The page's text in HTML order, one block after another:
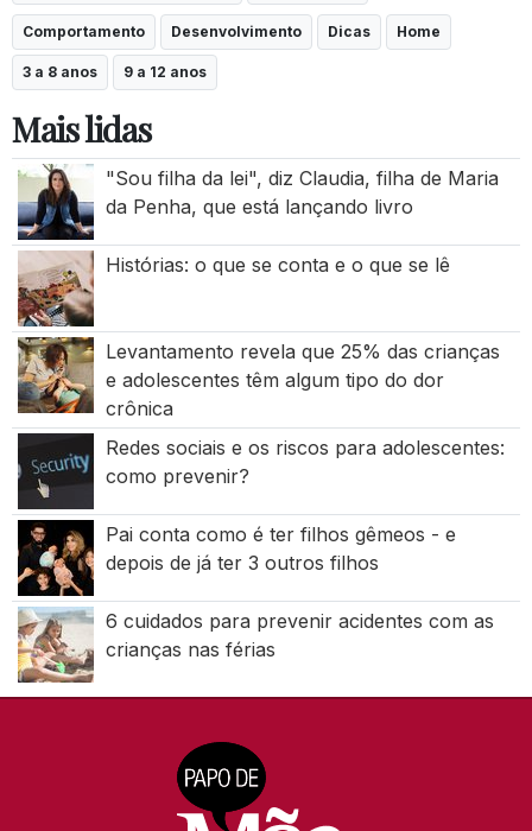
Comportamento Desenvolvimento Dicas Home
3 a 8 anos 9 a 12 anos
Mais lidas
"Sou filha da lei", diz Claudia, filha de Maria
da Penha, que está lançando livro
Histórias: o que se conta e o que se lê
Levantamento revela que 25% das crianças
e adolescentes têm algum tipo do dor
crônica
Redes sociais e os riscos para adolescentes:
como prevenir?
Pai conta como é ter filhos gêmeos - e
depois de já ter 3 outros filhos
6 cuidados para prevenir acidentes com as
crianças nas férias